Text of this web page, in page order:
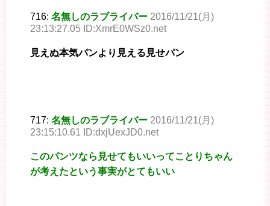
716: 名無しのラブライバー 2016/11/21(月)
23:13:27.05 ID:XmrE0WSz0.net
見えぬ本気パンより見える見せパン
717: 名無しのラブライバー 2016/11/21(月)
23:15:10.61 ID:dxjUexJD0.net
このパンツなら見せてもいいってことりちゃん
が考えたという事実がとてもいい